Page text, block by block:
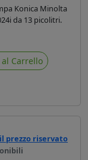
Konica Minolta
da 13 picolitri.
Carrello
prezzo riservato